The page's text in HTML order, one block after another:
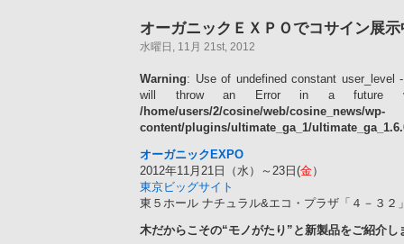
オーガニックＥＸＰＯでコサイン展
水曜日, 11月 21st, 2012
Warning: Use of undefined constant user_level
will throw an Error in a future
/home/users/2/cosine/web/cosine_news/wp-
content/plugins/ultimate_ga_1/
オーガニックEXPO
2012年11月21日（水）～23日(金）
東京ビッグサイト
東５ホール ナチュラル&エコ・プラザ「４－３２
木だからこその“モノがたり”と新製品をご紹介し